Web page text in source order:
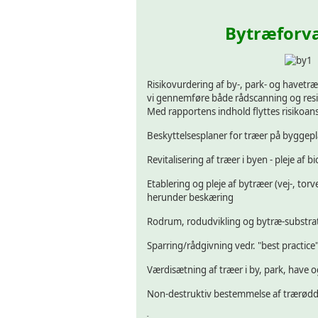
Risikovurdering af by-, park- og
vi gennemføre både rådscanning og
Med rapportens indhold flyttes
Beskyttelsesplaner for træer på
Revitalisering af træer i byen - pleje af
Etablering og pleje af bytræer (vej-,
herunder beskæring
Rodrum, rodudvikling og bytræ-
Sparring/rådgivning vedr. "best
Værdisætning af træer i by, park, have
Non-destruktiv bestemmelse af
-